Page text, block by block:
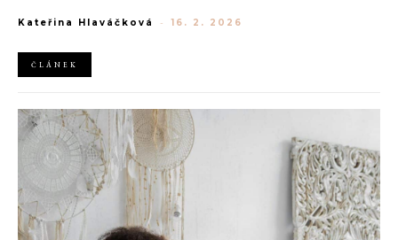
Ponese se v duchu touhy po dlouhověkosti a holistického
Kateřina Hlaváčková - 16. 2. 2026
ČLÁNEK